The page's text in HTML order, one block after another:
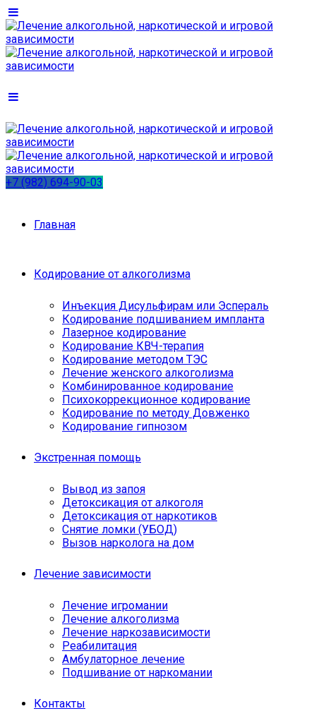
+7 (982) 694-90-03
Главная
Кодирование от алкоголизма
Инъекция Дисульфирам или Эспераль
Кодирование подшиванием импланта
Лазерное кодирование
Кодирование КВЧ-терапия
Кодирование методом ТЭС
Лечение женского алкоголизма
Комбинированное кодирование
Психокоррекционное кодирование
Кодирование по методу Довженко
Кодирование гипнозом
Экстренная помощь
Вывод из запоя
Детоксикация от алкоголя
Детоксикация от наркотиков
Снятие ломки (УБОД)
Вызов нарколога на дом
Лечение зависимости
Лечение игромании
Лечение алкоголизма
Лечение наркозависимости
Реабилитация
Амбулаторное лечение
Подшивание от наркомании
Контакты